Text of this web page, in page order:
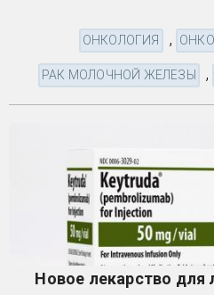
ОНКОЛОГИЯ ,
РАК МОЛОЧНОЙ ЖЕЛЕЗЫ ,
Новое лекарство